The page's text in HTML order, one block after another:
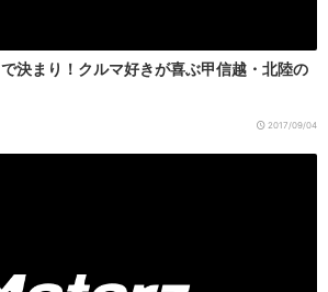
決まり！クルマ好きが喜ぶ甲信越・北陸の
2017/09/04